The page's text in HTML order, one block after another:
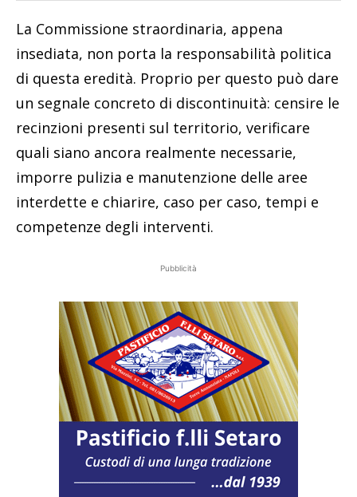
La Commissione straordinaria, appena
insediata, non porta la responsabilità politica
di questa eredità. Proprio per questo può dare
un segnale concreto di discontinuità: censire le
recinzioni presenti sul territorio, verificare
quali siano ancora realmente necessarie,
imporre pulizia e manutenzione delle aree
interdette e chiarire, caso per caso, tempi e
competenze degli interventi.
Pubblicità